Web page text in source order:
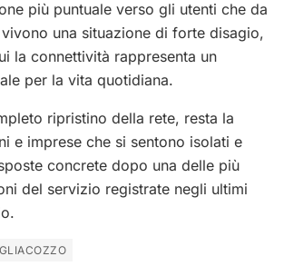
più puntuale verso gli utenti che da
una situazione di forte disagio,
la connettività rappresenta un
per la vita quotidiana.
ripristino della rete, resta la
e imprese che si sentono isolati e
concrete dopo una delle più
del servizio registrate negli ultimi